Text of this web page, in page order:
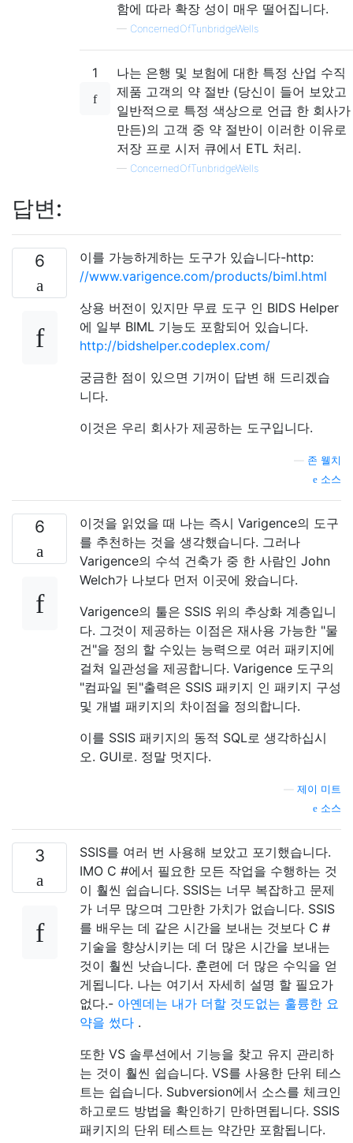
함에 따라 확장 성이 매우 떨어집니다.
— ConcernedOfTunbridgeWells
1
나는 은행 및 보험에 대한 특정 산업 수직
제품 고객의 약 절반 (당신이 들어 보았고
일반적으로 특정 색상으로 언급 한 회사가
만든)의 고객 중 약 절반이 이러한 이유로
저장 프로 시저 큐에서 ETL 처리.
— ConcernedOfTunbridgeWells
답변:
6
이를 가능하게하는 도구가 있습니다-http:
//www.varigence.com/products/biml.html
상용 버전이 있지만 무료 도구 인 BIDS Helper
에 일부 BIML 기능도 포함되어 있습니다.
http://bidshelper.codeplex.com/
궁금한 점이 있으면 기꺼이 답변 해 드리겠습
니다.
이것은 우리 회사가 제공하는 도구입니다.
존 웰치
소스
6
이것을 읽었을 때 나는 즉시 Varigence의 도구
를 추천하는 것을 생각했습니다. 그러나
Varigence의 수석 건축가 중 한 사람인 John
Welch가 나보다 먼저 이곳에 왔습니다.
Varigence의 툴은 SSIS 위의 추상화 계층입니
다. 그것이 제공하는 이점은 재사용 가능한 "물
건"을 정의 할 수있는 능력으로 여러 패키지에
걸쳐 일관성을 제공합니다. Varigence 도구의
"컴파일 된"출력은 SSIS 패키지 인 패키지 구성
및 개별 패키지의 차이점을 정의합니다.
이를 SSIS 패키지의 동적 SQL로 생각하십시
오. GUI로. 정말 멋지다.
제이 미트
소스
3
SSIS를 여러 번 사용해 보았고 포기했습니다.
IMO C #에서 필요한 모든 작업을 수행하는 것
이 훨씬 쉽습니다. SSIS는 너무 복잡하고 문제
가 너무 많으며 그만한 가치가 없습니다. SSIS
를 배우는 데 같은 시간을 보내는 것보다 C #
기술을 향상시키는 데 더 많은 시간을 보내는
것이 훨씬 낫습니다. 훈련에 더 많은 수익을 얻
게됩니다. 나는 여기서 자세히 설명 할 필요가
없다.- 아옌데는 내가 더할 것도없는 훌륭한 요
약을 썼다 .
또한 VS 솔루션에서 기능을 찾고 유지 관리하
는 것이 훨씬 쉽습니다. VS를 사용한 단위 테스
트는 쉽습니다. Subversion에서 소스를 체크인
하고로드 방법을 확인하기 만하면됩니다. SSIS
패키지의 단위 테스트는 약간만 포함됩니다.